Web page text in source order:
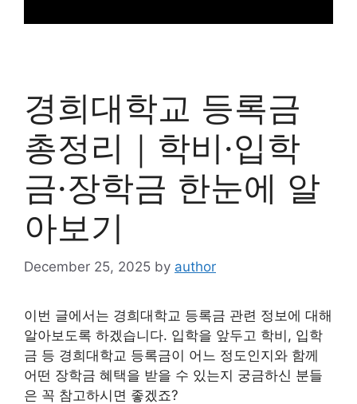
경희대학교 등록금
총정리｜학비·입학
금·장학금 한눈에 알
아보기
December 25, 2025 by author
이번 글에서는 경희대학교 등록금 관련 정보에 대해
알아보도록 하겠습니다. 입학을 앞두고 학비, 입학
금 등 경희대학교 등록금이 어느 정도인지와 함께
어떤 장학금 혜택을 받을 수 있는지 궁금하신 분들
은 꼭 참고하시면 좋겠죠?